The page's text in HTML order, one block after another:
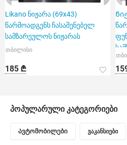
Likano ნიჟარა (69x43)
წარმოადგენს ჩასაშენებელ
სამზარეულოს ნიჟარას
თბილისი
185 ₾
პოპულარული კატეგორიები
Ავტომობილები ვაკანსიები